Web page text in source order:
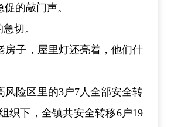
的敲门声。
切。
房子，屋里灯还亮着，他们什
险区里的3户7人全部安全转
织下，全镇共安全转移6户19